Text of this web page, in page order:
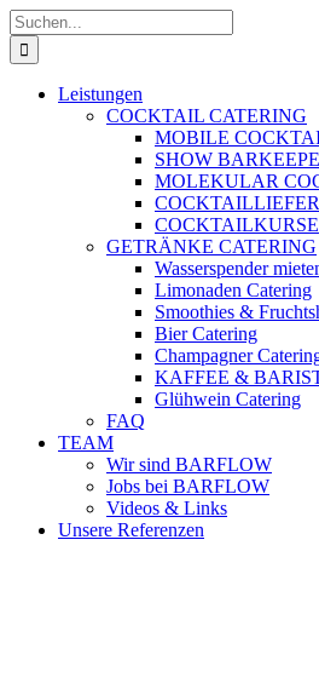
Zum
Inhalt
springen
Suche
nach:
Leistungen
COCKTAIL CATERING
MOBILE
SHOW
MOLEKULAR
COCKTAILKURSE
GETRÄNKE CATERING
Wasserspender
Limonaden Catering
Smoothies &
Bier Catering
Champagner
KAFFEE &
Glühwein Catering
FAQ
TEAM
Wir sind BARFLOW
Jobs bei BARFLOW
Videos & Links
Unsere Referenzen